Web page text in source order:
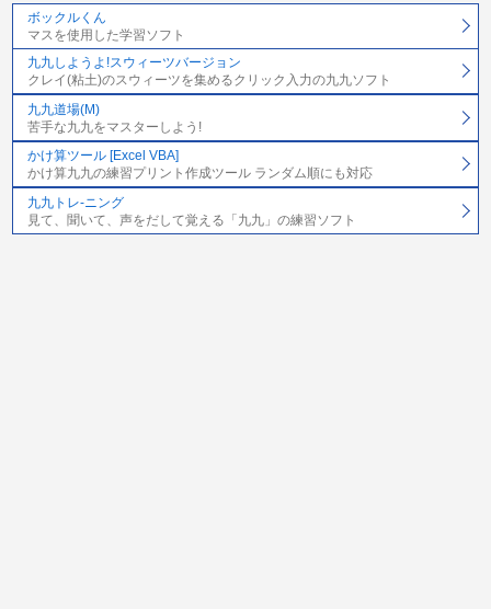
ボックルくん
マスを使用した学習ソフト
九九しようよ!スウィーツバージョン
クレイ(粘土)のスウィーツを集めるクリック入力の九九ソフト
九九道場(M)
苦手な九九をマスターしよう!
かけ算ツール [Excel VBA]
かけ算九九の練習プリント作成ツール ランダム順にも対応
九九トレ-ニング
見て、聞いて、声をだして覚える「九九」の練習ソフト